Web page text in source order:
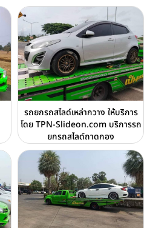
รถยกรถสไลด์เหล่ากวาง ให้บริการ
โดย TPN-Slideon.com บริการรถ
ยกรถสไลด์ถาดกอง